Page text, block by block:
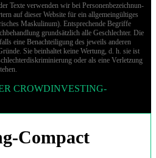
Texte verwenden wir bei Per­so­nen­be­zeich­nun­
auf dieser Website für ein allgemeingültiges
Maskulinum). Entsprechende Begriffe
grund­sätz­lich alle Geschlechter. Die
eine Benachteiligung des jeweils anderen
Sie beinhaltet keine Wertung, d. h. sie ist
oder als eine Verletzung
CROWDINVESTING-
Compact